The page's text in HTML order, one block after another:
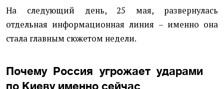
На следующий день, 25 мая, развернулась
отдельная информационная линия – именно она
стала главным сюжетом недели.
Почему Россия угрожает ударами
по Киеву именно сейчас